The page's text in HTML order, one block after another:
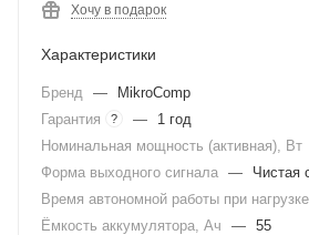
Хочу в подарок
Характеристики
Бренд —
MikroComp
Гарантия
? —
1 год
Номинальная мощность (активная), Вт
Форма выходного сигнала —
Чистая
Время автономной работы при
Ёмкость аккумулятора, Ач
— 55